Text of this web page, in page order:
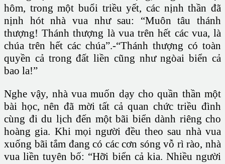
hôm, trong một buổi triều yết, các nịnh thần đã
nịnh hót nhà vua như sau: “Muôn tâu thánh
thượng! Thánh thượng là vua trên hết các vua, là
chúa trên hết các chúa”.-“Thánh thượng có toàn
quyền cả trong đất liền cũng như ngòai biển cả
bao la!”
Nghe vậy, nhà vua muốn dạy cho quần thần một
bài học, nên đã mời tất cả quan chức triều đình
cùng đi du lịch đến một bãi biển dành riêng cho
hoàng gia. Khi mọi người đều theo sau nhà vua
xuống bãi tắm đang có các cơn sóng vỗ rì rào, nhà
vua liền tuyên bố: “Hỡi biển cả kia. Nhiều người